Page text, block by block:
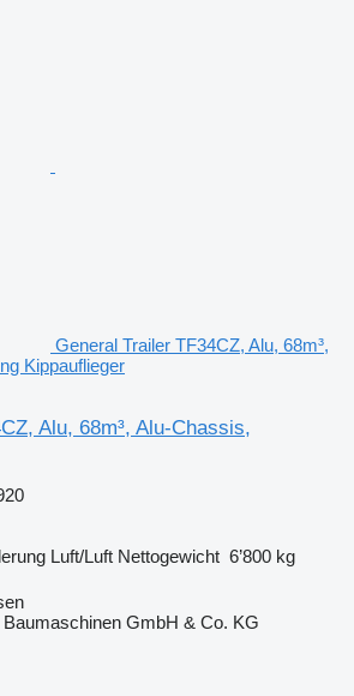
General Trailer TF34CZ, Alu, 68m³,
Kippauflieger
Alu, 68m³, Alu-Chassis,
Luft/Luft Nettogewicht 6’800 kg
GmbH & Co. KG